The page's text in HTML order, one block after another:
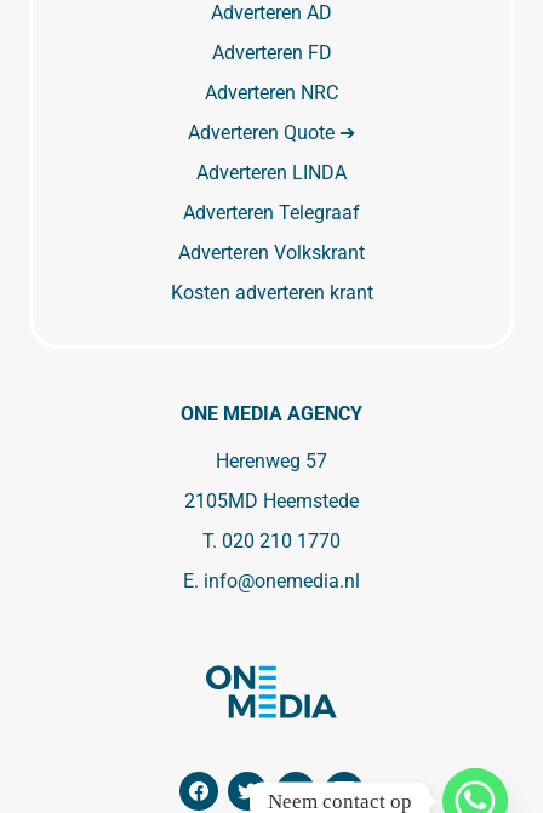
Adverteren AD
Adverteren FD
Adverteren NRC
Adverteren Quote ➔
Adverteren LINDA
Adverteren Telegraaf
Adverteren Volkskrant
Kosten adverteren krant
ONE MEDIA AGENCY
Herenweg 57
2105MD Heemstede
T. 020 210 1770
E. info@onemedia.nl
Neem contact op